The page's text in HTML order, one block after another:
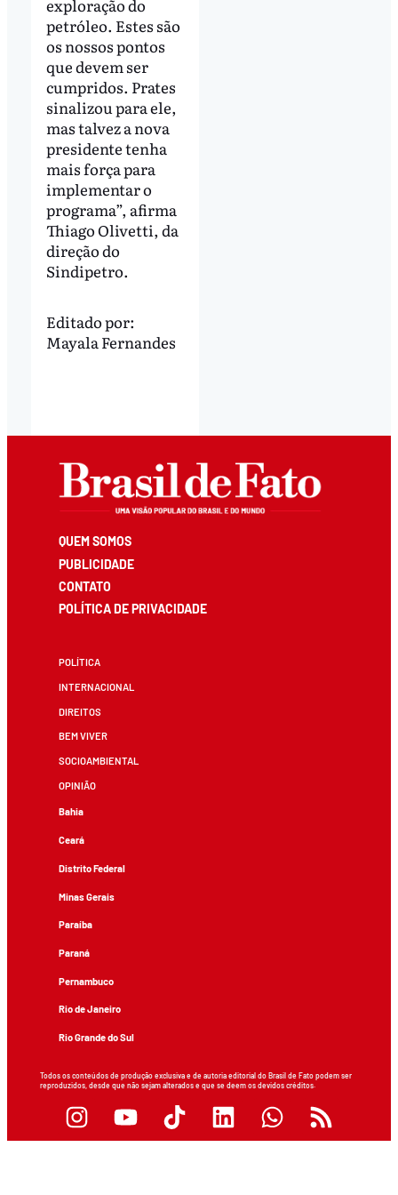
exploração do
petróleo. Estes são
os nossos pontos
que devem ser
cumpridos. Prates
sinalizou para ele,
mas talvez a nova
presidente tenha
mais força para
implementar o
programa”, afirma
Thiago Olivetti, da
direção do
Sindipetro.
Editado por:
Mayala Fernandes
QUEM SOMOS
PUBLICIDADE
CONTATO
POLÍTICA DE PRIVACIDADE
POLÍTICA
INTERNACIONAL
DIREITOS
BEM VIVER
SOCIOAMBIENTAL
OPINIÃO
Bahia
Ceará
Distrito Federal
Minas Gerais
Paraíba
Paraná
Pernambuco
Rio de Janeiro
Rio Grande do Sul
Todos os conteúdos de produção exclusiva e de autoria editorial do Brasil de Fato podem ser
reproduzidos, desde que não sejam alterados e que se deem os devidos créditos.